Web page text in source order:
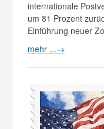
internationale
um 81 Prozent
Einführung neuer
mehr ...→